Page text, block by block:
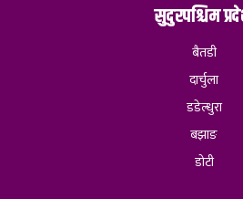
सुदुरपश्चिम
बैतडी
दार्चुला
डडेल्धुरा
बझाङ
डोटी